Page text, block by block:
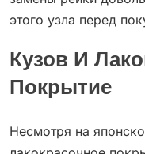
этого узла перед
Кузов И
Покрытие
Несмотря на